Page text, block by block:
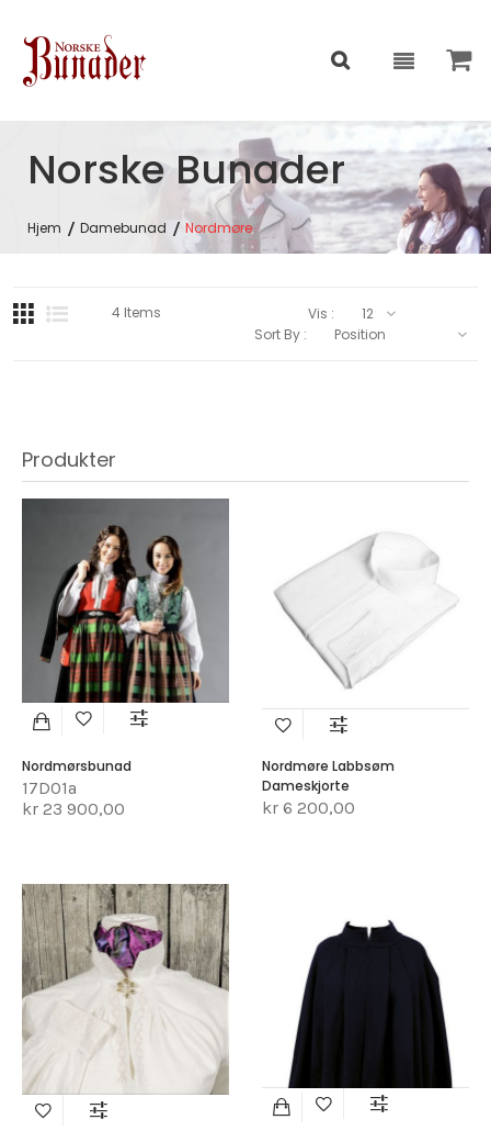
Norske Bunader
Hjem Damebunad Nordmøre
Produkter
Nordmørsbunad
17D01a
kr 23 900,00
Nordmøre Labbsøm
Dameskjorte
kr 6 200,00
4Items
Vis :
Sort By :